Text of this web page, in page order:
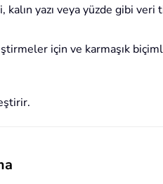
yazı veya yüzde gibi
için ve karmaşık